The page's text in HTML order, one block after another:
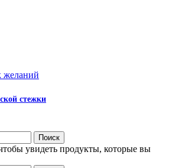
желаний
стежки
Поиск
увидеть продукты, которые вы